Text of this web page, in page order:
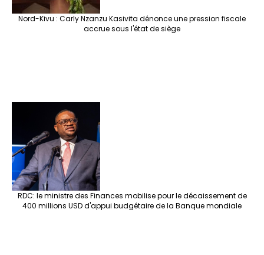
Nord-Kivu : Carly Nzanzu Kasivita dénonce une pression fiscale
accrue sous l'état de siège
RDC: le ministre des Finances mobilise pour le décaissement de
400 millions USD d'appui budgétaire de la Banque mondiale